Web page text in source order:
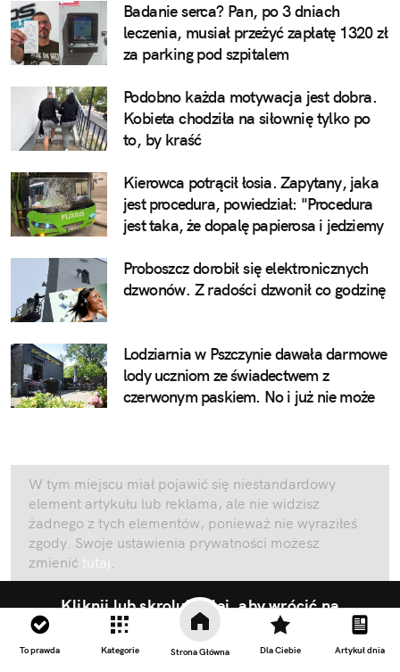
To prawda Kategorie Strona Główna Dla Ciebie Artykuł dnia
Badanie serca? Pan, po 3 dniach
leczenia, musiał przeżyć zapłatę 1320 zł
za parking pod szpitalem
Podobno każda motywacja jest dobra.
Kobieta chodziła na siłownię tylko po
to, by kraść
Kierowca potrącił łosia. Zapytany, jaka
jest procedura, powiedział: "Procedura
jest taka, że dopalę papierosa i jedziemy
Proboszcz dorobił się elektronicznych
dzwonów. Z radości dzwonił co godzinę
Lodziarnia w Pszczynie dawała darmowe
lody uczniom ze świadectwem z
czerwonym paskiem. No i już nie może
W tym miejscu miał pojawić się niestandardowy
element artykułu lub reklama, ale nie widzisz
żadnego z tych elementów, ponieważ nie wyraziłeś
zgody. Swoje ustawienia prywatności możesz
zmienić tutaj .
Kliknij lub skroluj dalej, aby wrócić na
stronę główną